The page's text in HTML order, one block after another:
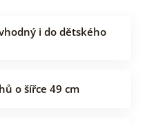
i do dětského
o šířce 49 cm